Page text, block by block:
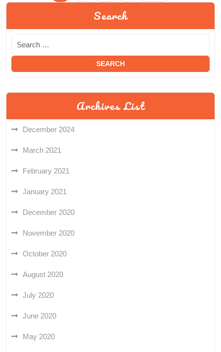
pagination
Search
Archives List
December 2024
March 2021
February 2021
January 2021
December 2020
November 2020
October 2020
August 2020
July 2020
June 2020
May 2020